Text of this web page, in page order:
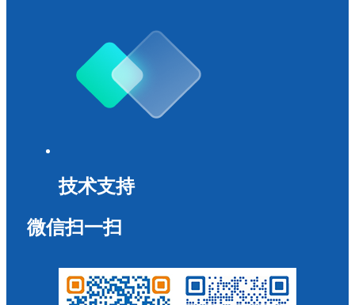
技术支持
微信扫一扫